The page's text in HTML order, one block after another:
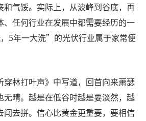
和气馁。实际上，从波峰到谷底，再
、任何行业在发展中都需要经历的一
5年一大洗”的光伏行业属于家常便
林打叶声》中写道，回首向来萧瑟
无晴。越是在低谷时越是要淡然，越
闯去拼。信心比黄金更重要，要相信